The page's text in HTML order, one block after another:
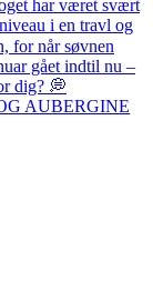
AUBERGINE